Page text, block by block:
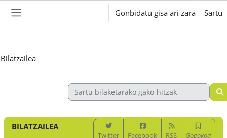
Alboko panela
Gonbidatu gisa ari zara Sartu
Bilatzailea
BILATZAILEA
Twitter Facebook RSS Gogokoa